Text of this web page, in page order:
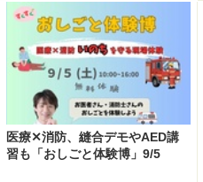
医療✕消防、縫合デモやAED講
習も「おしごと体験博」9/5